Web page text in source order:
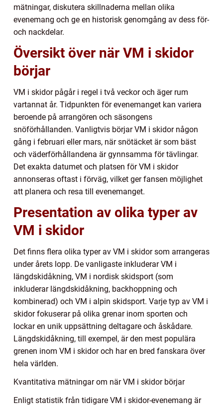
mätningar, diskutera skillnaderna mellan olika
evenemang och ge en historisk genomgång av dess för-
och nackdelar.
Översikt över när VM i skidor
börjar
VM i skidor pågår i regel i två veckor och äger rum
vartannat år. Tidpunkten för evenemanget kan variera
beroende på arrangören och säsongens
snöförhållanden. Vanligtvis börjar VM i skidor någon
gång i februari eller mars, när snötäcket är som bäst
och väderförhållandena är gynnsamma för tävlingar.
Det exakta datumet och platsen för VM i skidor
annonseras oftast i förväg, vilket ger fansen möjlighet
att planera och resa till evenemanget.
Presentation av olika typer av
VM i skidor
Det finns flera olika typer av VM i skidor som arrangeras
under årets lopp. De vanligaste inkluderar VM i
längdskidåkning, VM i nordisk skidsport (som
inkluderar längdskidåkning, backhoppning och
kombinerad) och VM i alpin skidsport. Varje typ av VM i
skidor fokuserar på olika grenar inom sporten och
lockar en unik uppsättning deltagare och åskådare.
Längdskidåkning, till exempel, är den mest populära
grenen inom VM i skidor och har en bred fanskara över
hela världen.
Kvantitativa mätningar om när VM i skidor börjar
Enligt statistik från tidigare VM i skidor-evenemang är